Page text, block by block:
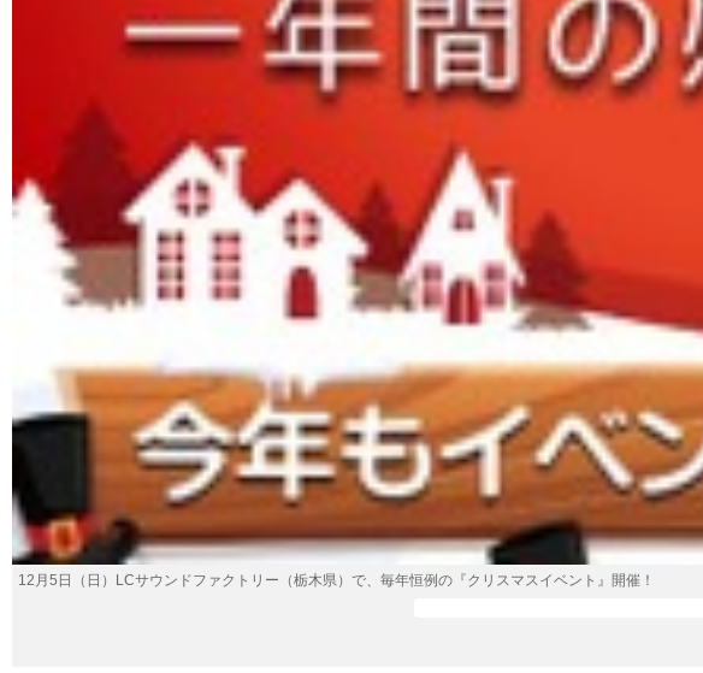
12月5日（日）LCサウンドファクトリー（栃木県）で、毎年恒例の『クリスマスイベント』開催！